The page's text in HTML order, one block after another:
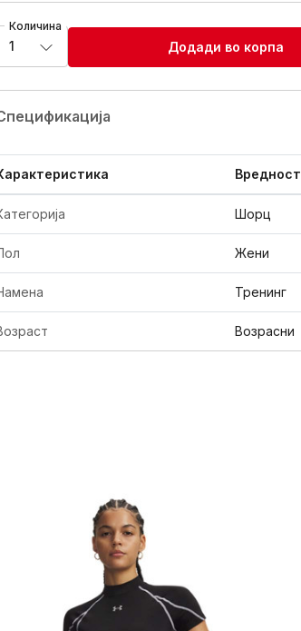
Количина
1 Додади во корпа
Вредност
Шорц
Жени
Тренинг
Возрасни